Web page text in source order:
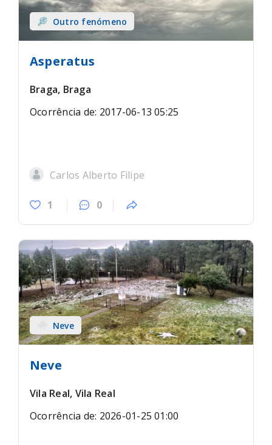
Outro fenómeno
Asperatus
Braga, Braga
Ocorrência de: 2017-06-13 05:25
Carlos Alberto Filipe
1 0
Neve
Neve
Vila Real, Vila Real
Ocorrência de: 2026-01-25 01:00